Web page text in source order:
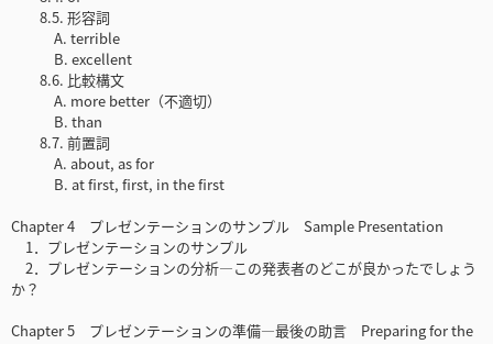
8.5. 形容詞
A. terrible
B. excellent
8.6. 比較構文
A. more better（不適切）
B. than
8.7. 前置詞
A. about, as for
B. at first, first, in the first
Chapter 4 プレゼンテーションのサンプル Sample Presentation
1．プレゼンテーションのサンプル
2．プレゼンテーションの分析—この発表者のどこが良かったでしょう
か？
Chapter 5 プレゼンテーションの準備—最後の助言 Preparing for the